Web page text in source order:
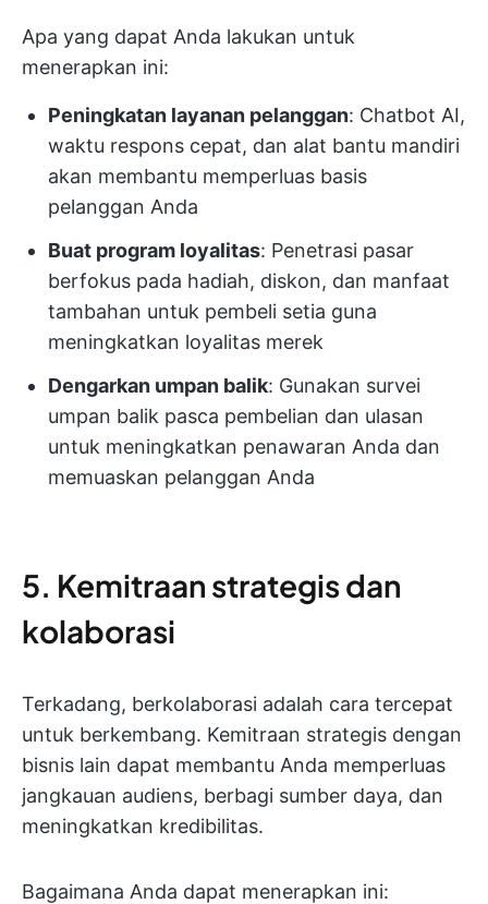
Apa yang dapat Anda lakukan untuk
menerapkan ini:
Peningkatan layanan pelanggan: Chatbot AI,
waktu respons cepat, dan alat bantu mandiri
akan membantu memperluas basis
pelanggan Anda
Buat program loyalitas: Penetrasi pasar
berfokus pada hadiah, diskon, dan manfaat
tambahan untuk pembeli setia guna
meningkatkan loyalitas merek
Dengarkan umpan balik: Gunakan survei
umpan balik pasca pembelian dan ulasan
untuk meningkatkan penawaran Anda dan
memuaskan pelanggan Anda
5. Kemitraan strategis dan
kolaborasi
Terkadang, berkolaborasi adalah cara tercepat
untuk berkembang. Kemitraan strategis dengan
bisnis lain dapat membantu Anda memperluas
jangkauan audiens, berbagi sumber daya, dan
meningkatkan kredibilitas.
Bagaimana Anda dapat menerapkan ini: